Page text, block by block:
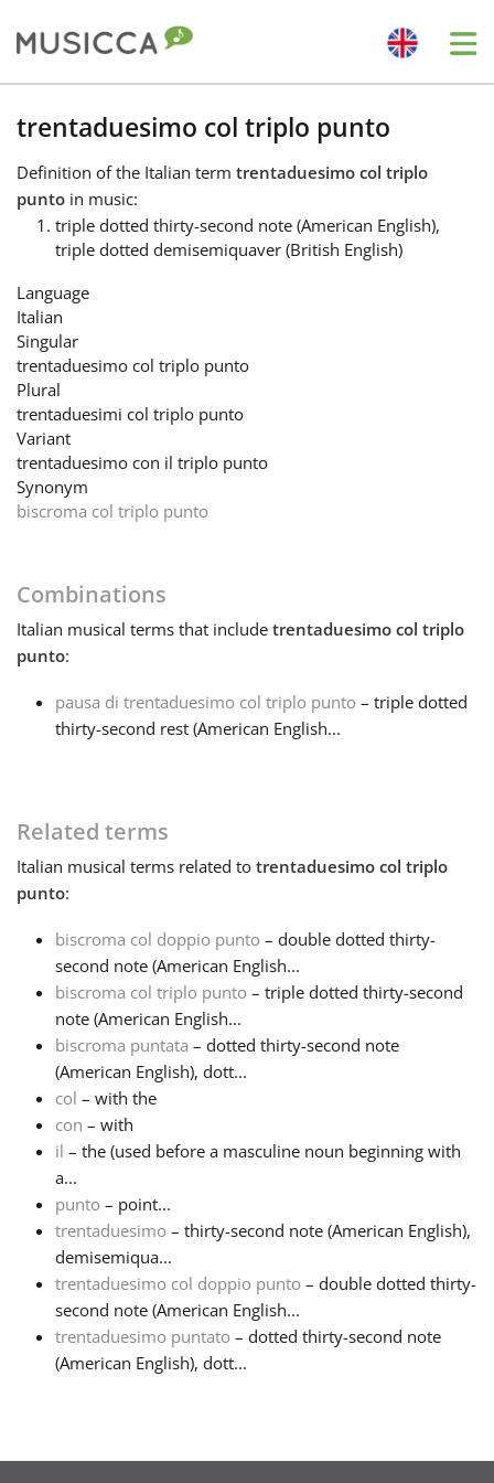
Bahasa Indonesia
Български
Dansk
Español
한국어
日本語
Português
Русский
Svenska
Українська
trentaduesimo col triplo punto
Definition of the Italian term trentaduesimo col triplo
punto in music:
triple dotted thirty-second note (American English),
triple dotted demisemiquaver (British English)
Language
Italian
Singular
trentaduesimo col triplo punto
Plural
trentaduesimi col triplo punto
Variant
trentaduesimo con il triplo punto
Synonym
biscroma col triplo punto
Combinations
Italian musical terms that include trentaduesimo col triplo
punto:
pausa di trentaduesimo col triplo punto – triple dotted
thirty-second rest (American English...
Related terms
Italian musical terms related to trentaduesimo col triplo
punto:
biscroma col doppio punto – double dotted thirty-
second note (American English...
biscroma col triplo punto – triple dotted thirty-second
note (American English...
biscroma puntata – dotted thirty-second note
(American English), dott...
col – with the
con – with
il – the (used before a masculine noun beginning with
a...
punto – point...
trentaduesimo – thirty-second note (American English),
demisemiqua...
trentaduesimo col doppio punto – double dotted thirty-
second note (American English...
trentaduesimo puntato – dotted thirty-second note
(American English), dott...